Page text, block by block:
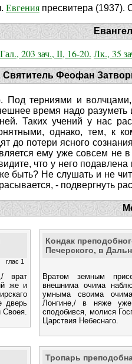
Евгения пресвитера (1937).
Гал., 203 зач., II, 16-20. Лк., 35
Святитель Феофан
Под терниями и
время надо
Таких учений у нас
однако, тем, к
до потери ясного
ему уже совсем не
что у него
быть? Не слушать и не
- подвергнуть
глас 1
врат
же и
дверь
Своея.
Кондак
Печерского, в
Вратом земным
внешнима очима
умныма своима
Лонгине,/ в няже
сподобився, молися
Царствия Небеснаго.
Тропарь